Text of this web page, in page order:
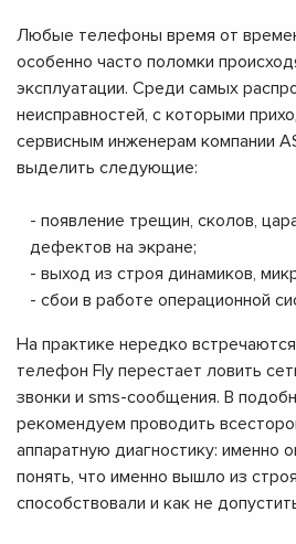
Любые телефоны время от
особенно часто поломки
эксплуатации. Среди самых
неисправностей, с которыми
сервисным инженерам компании
выделить следующие:
- появление трещин, сколов,
дефектов на экране;
- выход из строя динамиков,
- сбои в работе операционной
На практике нередко
телефон Fly перестает ловить
звонки и sms-сообщения. В
рекомендуем проводить
аппаратную диагностику: именно
понять, что именно вышло из
способствовали и как не